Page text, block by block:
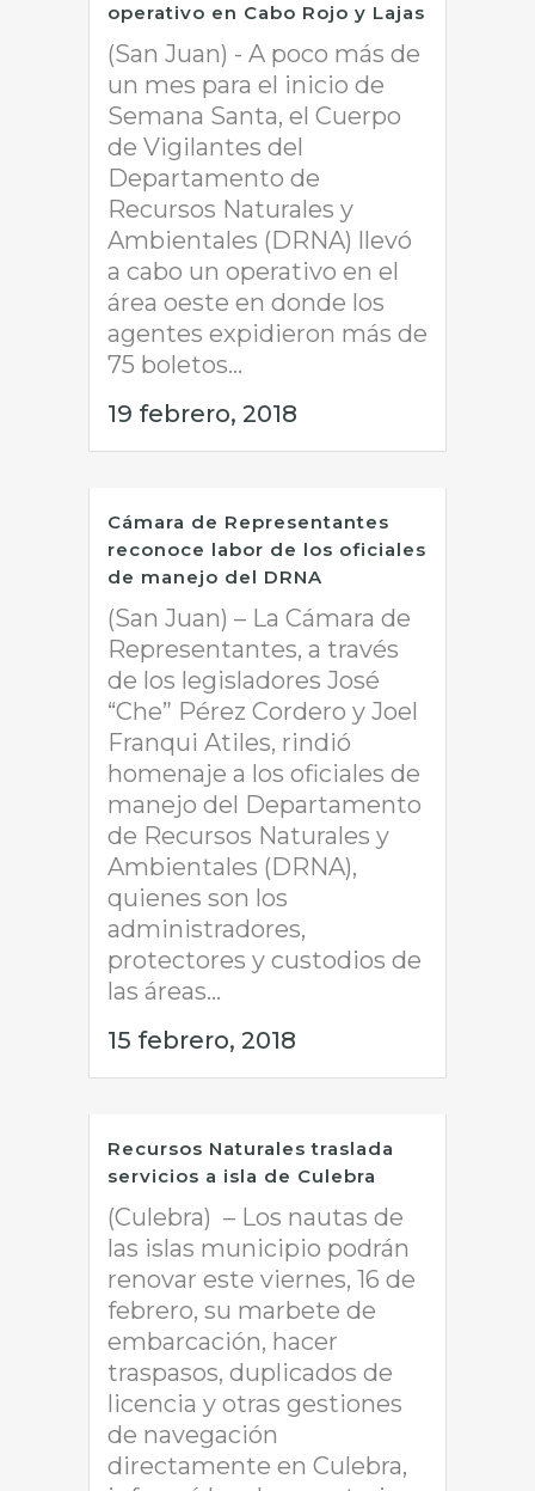
operativo en Cabo Rojo y Lajas
(San Juan) - A poco más de
un mes para el inicio de
Semana Santa, el Cuerpo
de Vigilantes del
Departamento de
Recursos Naturales y
Ambientales (DRNA) llevó
a cabo un operativo en el
área oeste en donde los
agentes expidieron más de
75 boletos...
19 febrero, 2018
Cámara de Representantes
reconoce labor de los oficiales
de manejo del DRNA
(San Juan) – La Cámara de
Representantes, a través
de los legisladores José
“Che” Pérez Cordero y Joel
Franqui Atiles, rindió
homenaje a los oficiales de
manejo del Departamento
de Recursos Naturales y
Ambientales (DRNA),
quienes son los
administradores,
protectores y custodios de
las áreas...
15 febrero, 2018
Recursos Naturales traslada
servicios a isla de Culebra
(Culebra) – Los nautas de
las islas municipio podrán
renovar este viernes, 16 de
febrero, su marbete de
embarcación, hacer
traspasos, duplicados de
licencia y otras gestiones
de navegación
directamente en Culebra,